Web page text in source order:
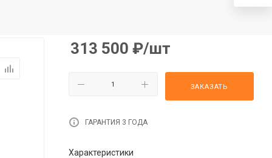
313 500 ₽/шт
ЗАКАЗАТЬ
ГАРАНТИЯ 3 ГОДА
Характеристики